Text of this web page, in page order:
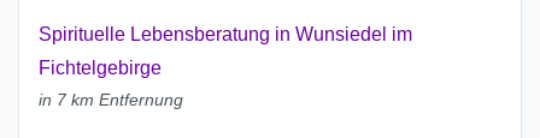
Spirituelle Lebensberatung in Wunsiedel im
Fichtelgebirge
in 7 km Entfernung